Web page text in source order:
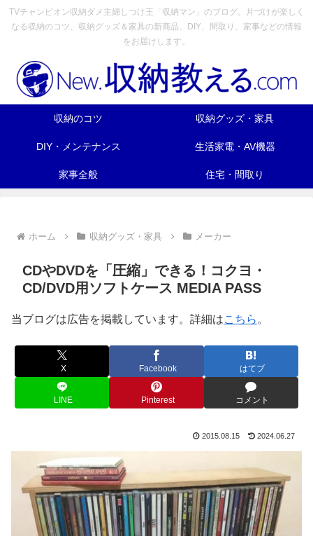
TVチャンピオン収納ダメ主婦しつけ王「収納マン」のブログ。片づけが楽しく
なる収納のコツ、収納グッズ＆家具の新商品、DIY、間取り、家事などの情報
をお届けします。
収納のコツ 収納グッズ・家具
DIY・メンテナンス 生活家電・AV機器
家事全般 住宅・間取り
ホーム 収納グッズ・家具 メーカー
CDやDVDを「圧縮」できる！コクヨ・
CD/DVD用ソフトケース MEDIA PASS
当ブログは広告を掲載しています。詳細はこちら 。
X Facebook はてブ
LINE Pinterest コメント
2015.08.15 2024.06.27